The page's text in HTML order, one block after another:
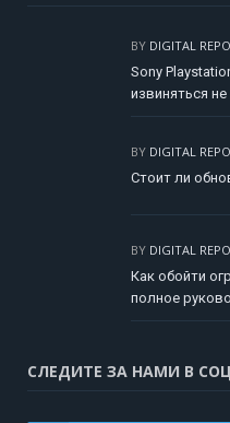
BY DIGITAL
Sony
извиняться не
BY DIGITAL
Стоит ли
BY DIGITAL
Как обойти
полное
СЛЕДИТЕ ЗА НАМИ В